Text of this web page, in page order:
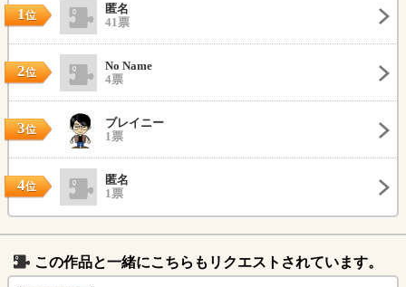
1位
匿名
41票
2位
No Name
4票
3位
ブレイニー
1票
4位
匿名
1票
この作品と一緒にこちらもリクエストされています。